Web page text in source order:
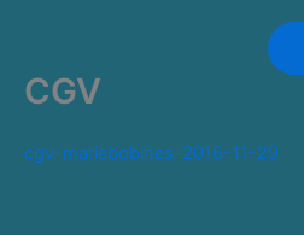
CGV
cgv-mariebobines-2016-11-29